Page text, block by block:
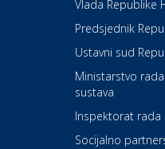
Kultura i
Kazalište
Kultura i
Kazalište ZKM
Auto-moto i
Vlada Republike
Predsjednik
Ustavni sud
Ministarstvo
sustava
Inspektorat rada
Socijalno